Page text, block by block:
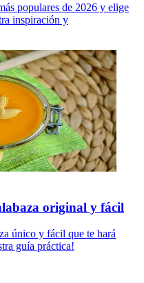
populares de 2026 y elige
inspiración y
original y fácil
único y fácil que te hará
guía práctica!